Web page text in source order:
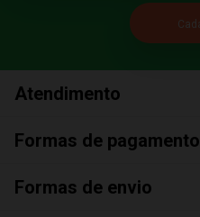
Atendimento
Formas de pagamento
Formas de envio